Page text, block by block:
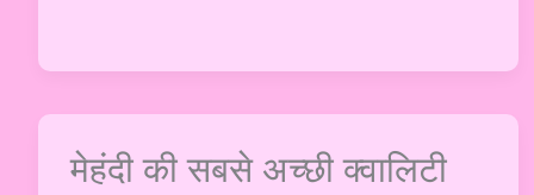
मेहंदी की सबसे अच्छी क्वालिटी
मेहंदी